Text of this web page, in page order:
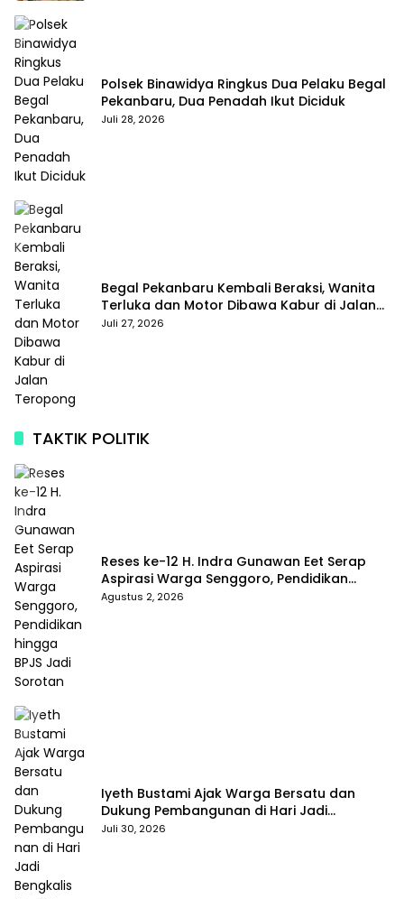
Polsek Binawidya Ringkus Dua Pelaku Begal
Pekanbaru, Dua Penadah Ikut Diciduk
Juli 28, 2026
Begal Pekanbaru Kembali Beraksi, Wanita
Terluka dan Motor Dibawa Kabur di Jalan
Teropong
Juli 27, 2026
TAKTIK POLITIK
Reses ke-12 H. Indra Gunawan Eet Serap
Aspirasi Warga Senggoro, Pendidikan
hingga BPJS Jadi Sorotan
Agustus 2, 2026
Iyeth Bustami Ajak Warga Bersatu dan
Dukung Pembangunan di Hari Jadi
Bengkalis ke-514
Juli 30, 2026